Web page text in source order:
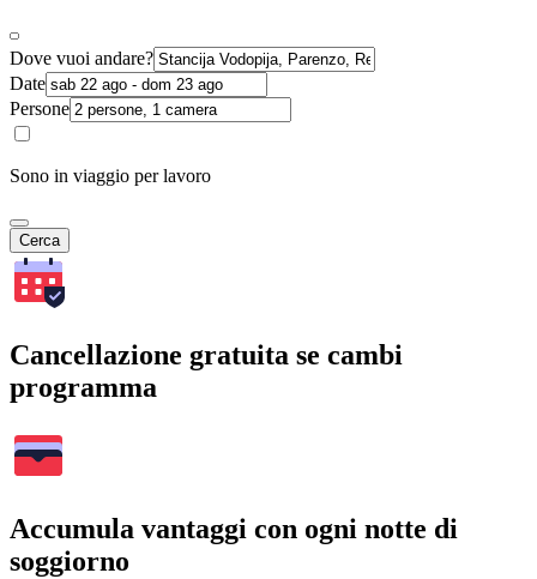
Dove vuoi andare?
Date
Persone
Sono in viaggio per lavoro
Cerca
Cancellazione gratuita se cambi
programma
Accumula vantaggi con ogni notte di
soggiorno